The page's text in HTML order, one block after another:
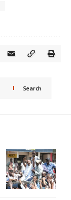
Search